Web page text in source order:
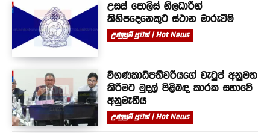
උසස් පොලිස් නිලධාරීන්
කිහිපදෙනෙකුට ස්ථාන මාරුවීම්
උණුසුම් පුවත් | Hot News
විගණකාධිපතිවරියගේ වැටුප් අනුමත
කිරීමට මුදල් පිළිබඳ කාරක සභාවේ
අනුමැතිය
උණුසුම් පුවත් | Hot News